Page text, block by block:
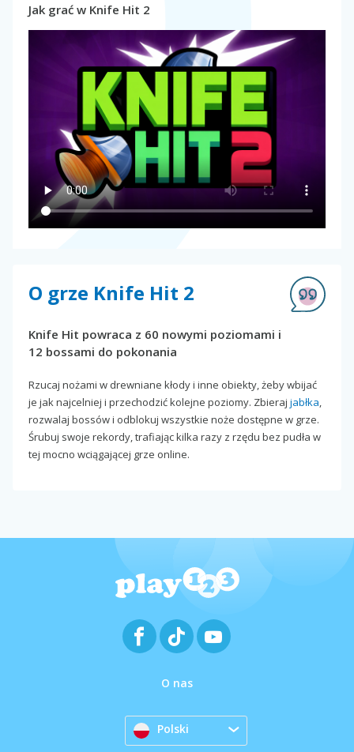
Jak grać w Knife Hit 2
O grze Knife Hit 2
Knife Hit powraca z 60 nowymi poziomami i
12 bossami do pokonania
Rzucaj nożami w drewniane kłody i inne obiekty, żeby wbijać
je jak najcelniej i przechodzić kolejne poziomy. Zbieraj jabłka,
rozwalaj bossów i odblokuj wszystkie noże dostępne w grze.
Śrubuj swoje rekordy, trafiając kilka razy z rzędu bez pudła w
tej mocno wciągającej grze online.
O nas
Polski